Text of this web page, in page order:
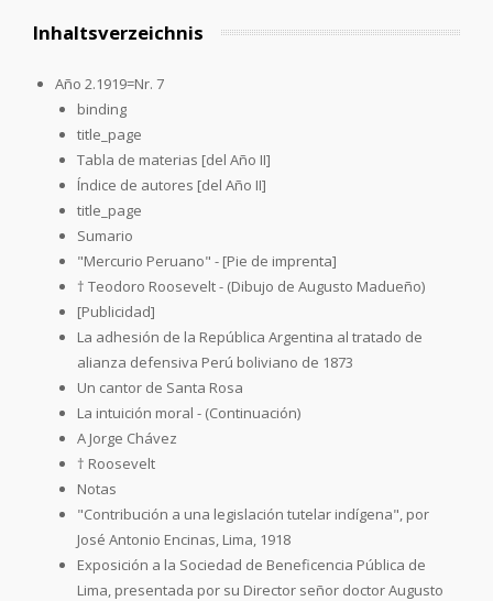
Inhaltsverzeichnis
Año 2.1919=Nr. 7
binding
title_page
Tabla de materias [del Año II]
Índice de autores [del Año II]
title_page
Sumario
"Mercurio Peruano" - [Pie de imprenta]
† Teodoro Roosevelt - (Dibujo de Augusto Madueño)
[Publicidad]
La adhesión de la República Argentina al tratado de
alianza defensiva Perú boliviano de 1873
Un cantor de Santa Rosa
La intuición moral - (Continuación)
A Jorge Chávez
† Roosevelt
Notas
"Contribución a una legislación tutelar indígena", por
José Antonio Encinas, Lima, 1918
Exposición a la Sociedad de Beneficencia Pública de
Lima, presentada por su Director señor doctor Augusto